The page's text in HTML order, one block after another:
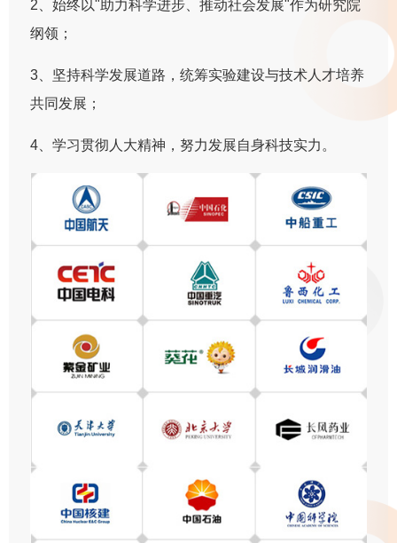
2、始终以"助力科学进步、推动社会发展"作为研究院
纲领；
3、坚持科学发展道路，统筹实验建设与技术人才培养
共同发展；
4、学习贯彻人大精神，努力发展自身科技实力。